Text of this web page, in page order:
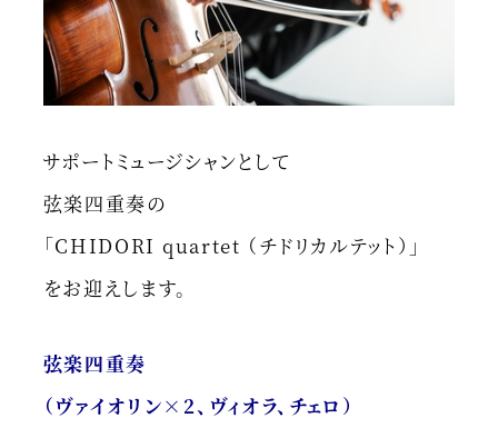
サポートミュージシャンとして
弦楽四重奏の
「CHIDORI quartet （チドリカルテット）」
をお迎えします。
弦楽四重奏
（ヴァイオリン×2、ヴィオラ、チェロ）